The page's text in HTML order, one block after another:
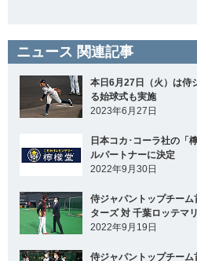
ニュース 関連記事
本日6月27日（火）は侍
る始球式も実施
2023年6月27日
日本コカ･コーラ社の「
ルパートナーに決定
2022年9月30日
侍ジャパントップチー
ターズ 対 千葉ロッテマ
2022年9月19日
侍ジャパントップチー